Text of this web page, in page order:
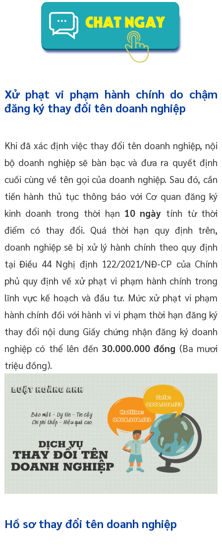
Xử phạt vi phạm hành chính do chậm
đăng ký thay đổi tên doanh nghiệp
Khi đã xác định việc thay đổi tên doanh nghiệp, nội
bộ doanh nghiệp sẽ bàn bạc và đưa ra quyết định
cuối cùng về tên gọi của doanh nghiệp. Sau đó, cần
tiến hành thủ tục thông báo với Cơ quan đăng ký
kinh doanh trong thời hạn 10 ngày tính từ thời
điểm có thay đổi. Quá thời hạn quy định trên,
doanh nghiệp sẽ bị xử lý hành chính theo quy định
tại Điều 44 Nghị định 122/2021/NĐ-CP của Chính
phủ quy định về xử phạt vi phạm hành chính trong
lĩnh vực kế hoạch và đầu tư. Mức xử phạt vi phạm
hành chính đối với hành vi vi phạm thời hạn đăng ký
thay đổi nội dung Giấy chứng nhận đăng ký doanh
nghiệp có thể lên đến 30.000.000 đồng (Ba mươi
triệu đồng).
Hồ sơ thay đổi tên doanh nghiệp